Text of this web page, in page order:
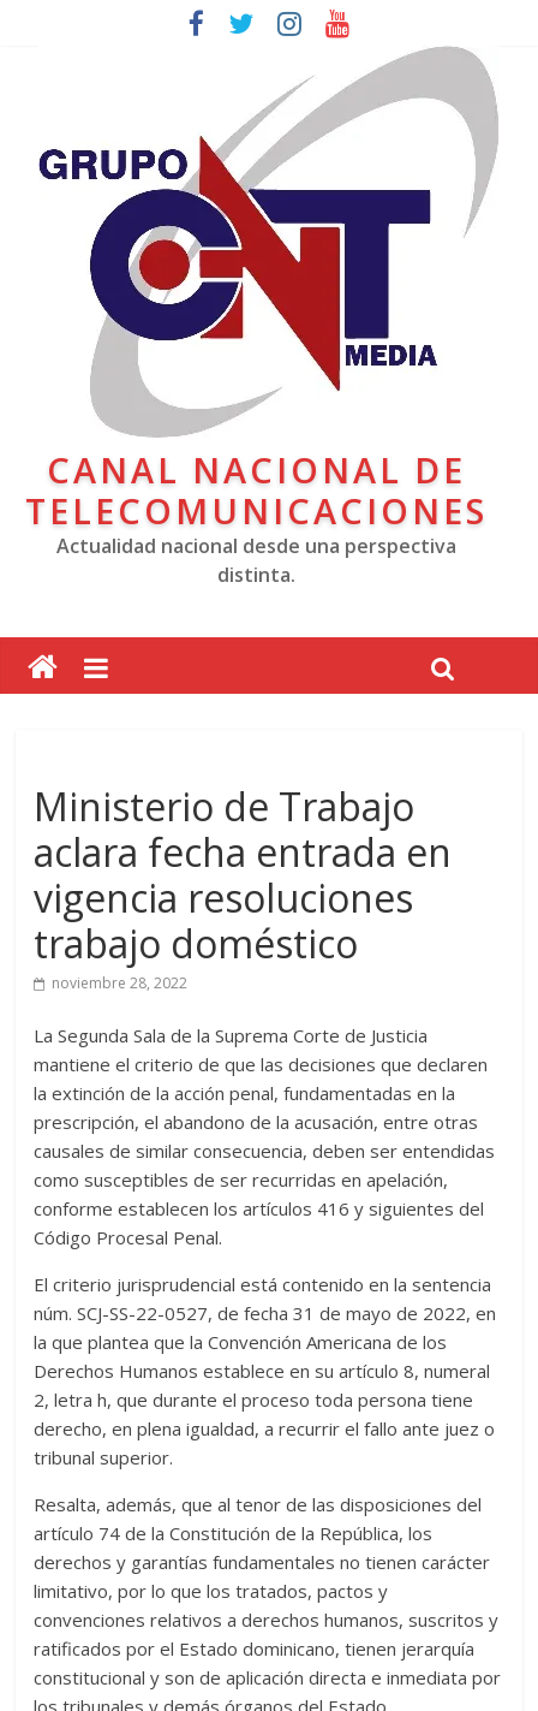
CANAL NACIONAL DE
TELECOMUNICACIONES
Actualidad nacional desde una perspectiva
distinta.
Ministerio de Trabajo
aclara fecha entrada en
vigencia resoluciones
trabajo doméstico
noviembre 28, 2022
La Segunda Sala de la Suprema Corte de Justicia
mantiene el criterio de que las decisiones que declaren
la extinción de la acción penal, fundamentadas en la
prescripción, el abandono de la acusación, entre otras
causales de similar consecuencia, deben ser entendidas
como susceptibles de ser recurridas en apelación,
conforme establecen los artículos 416 y siguientes del
Código Procesal Penal.
El criterio jurisprudencial está contenido en la sentencia
núm. SCJ-SS-22-0527, de fecha 31 de mayo de 2022, en
la que plantea que la Convención Americana de los
Derechos Humanos establece en su artículo 8, numeral
2, letra h, que durante el proceso toda persona tiene
derecho, en plena igualdad, a recurrir el fallo ante juez o
tribunal superior.
Resalta, además, que al tenor de las disposiciones del
artículo 74 de la Constitución de la República, los
derechos y garantías fundamentales no tienen carácter
limitativo, por lo que los tratados, pactos y
convenciones relativos a derechos humanos, suscritos y
ratificados por el Estado dominicano, tienen jerarquía
constitucional y son de aplicación directa e inmediata por
los tribunales y demás órganos del Estado.